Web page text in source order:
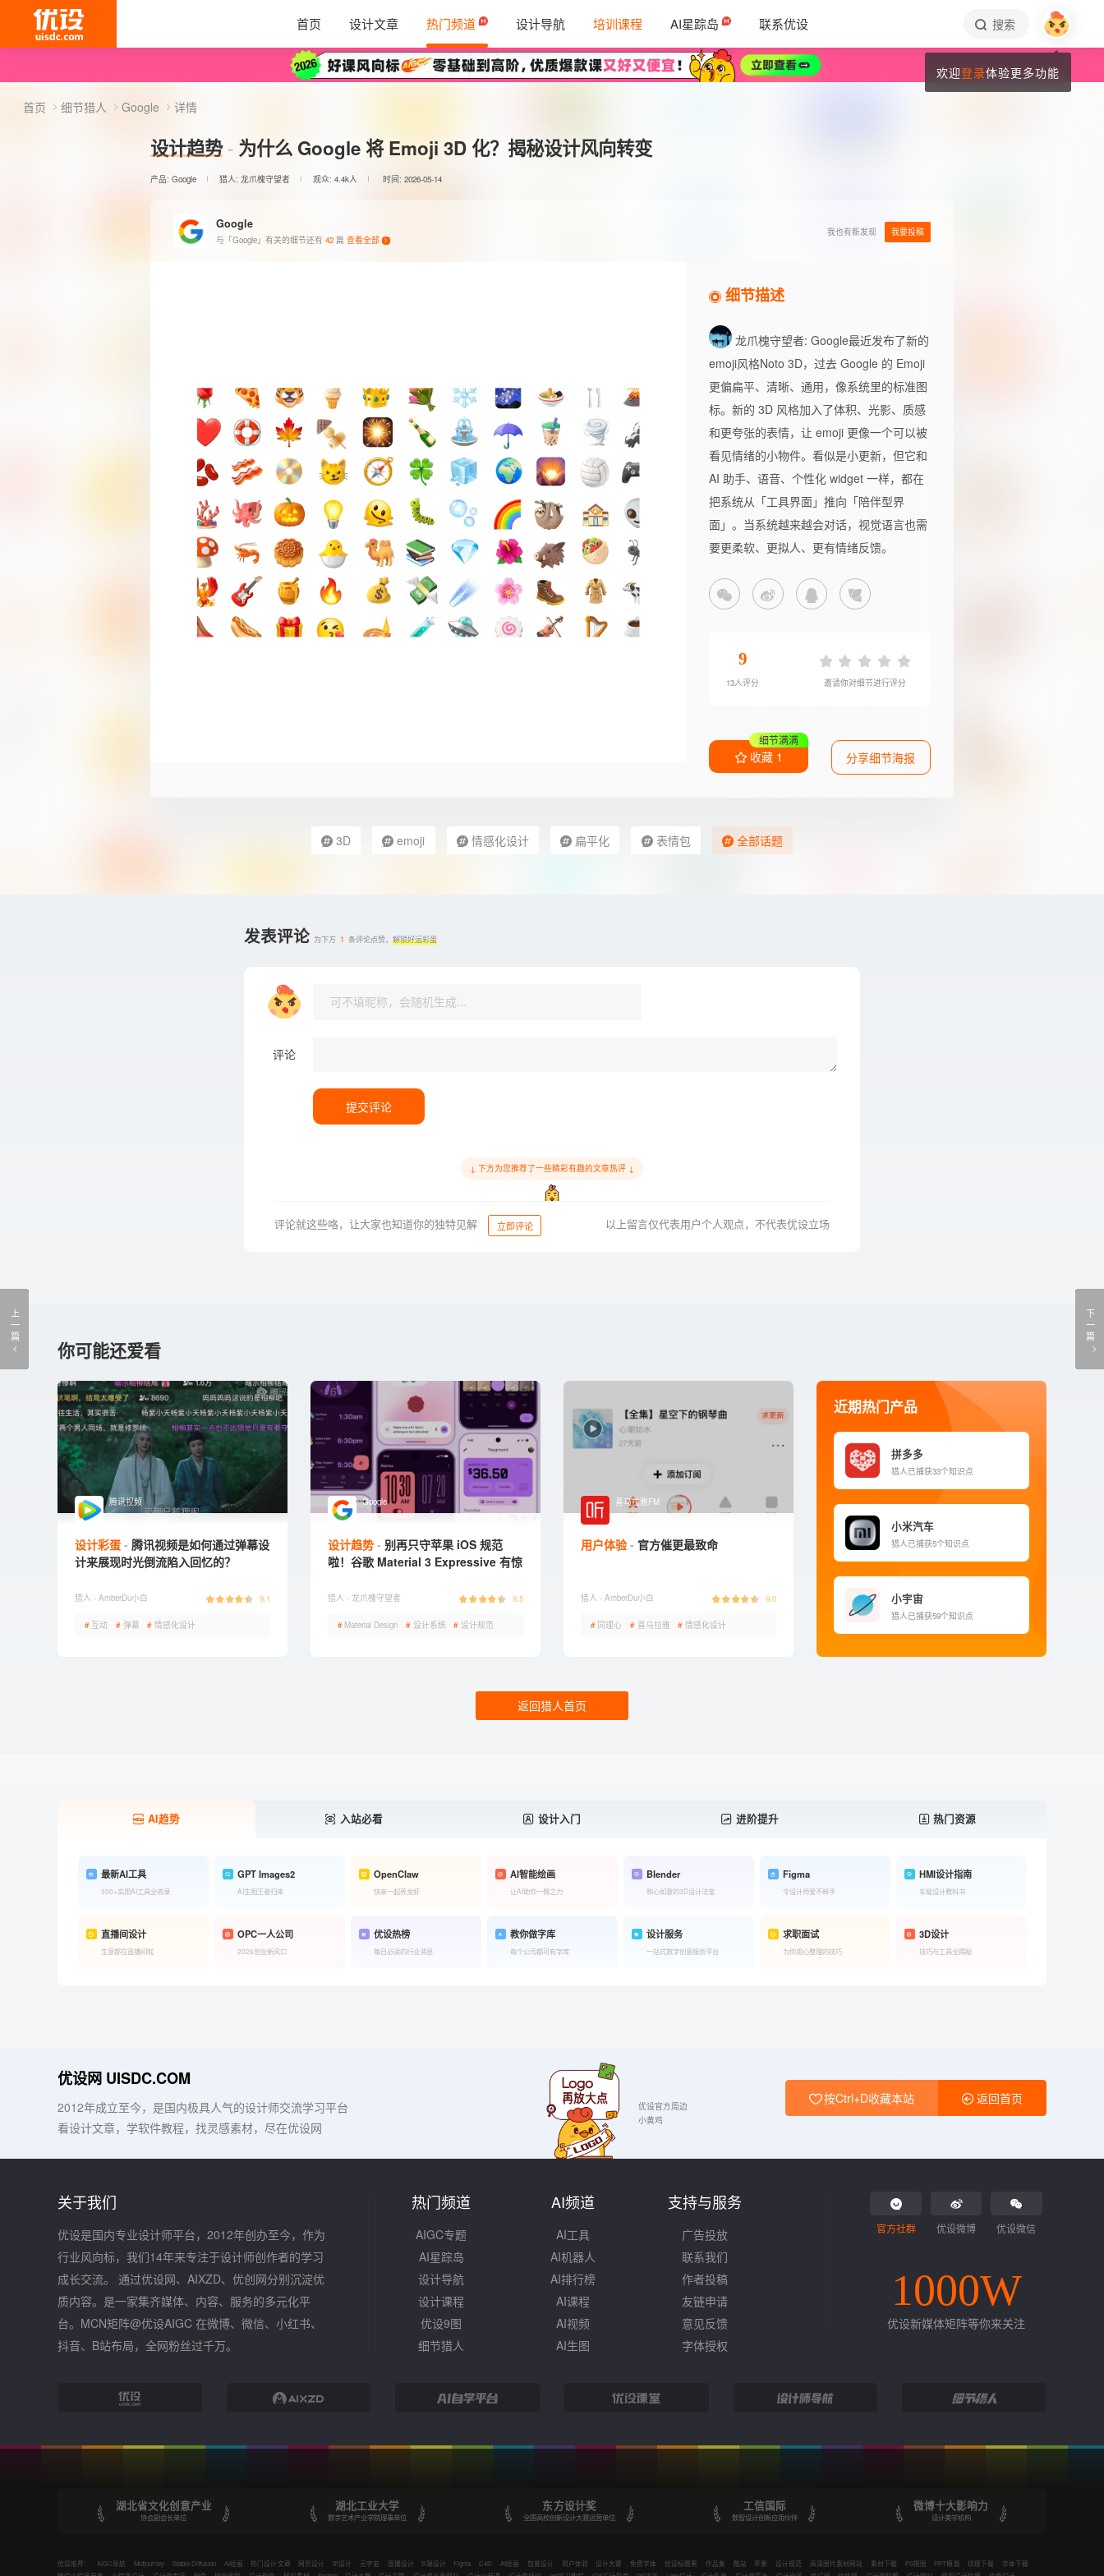
首页 设计文章 热门频道 设计导航 培训课程 AI星踪岛 联系优设 搜索
首页 细节猎人 Google 详情
设计趋势 为什么 Google 将 Emoji 3D 化？揭秘设计风向转变
产品: Google 猎人: 龙爪槐守望者 观众: 4.4k人 时间: 2026-05-14
Google
与「Google」有关的细节还有 42篇 查看全部
我也有新发现 我要投稿
细节描述
龙爪槐守望者: Google最近发布了新的
emoji风格Noto 3D，过去 Google 的 Emoji
更偏扁平、清晰、通用，像系统里的标准图
标。新的 3D 风格加入了体积、光影、质感
和更夸张的表情，让 emoji 更像一个可以被
看见情绪的小物件。看似是小更新，但它和
AI 助手、语音、个性化 widget 一样，都在
把系统从「工具界面」推向「陪伴型界
面」。当系统越来越会对话，视觉语言也需
要更柔软、更拟人、更有情绪反馈。
9
13人评分 邀请你对细节进行评分
收藏 1
收藏参考
分享细节海报
3D emoji 情感化设计 扁平化 表情包 全部话题
发表评论 为下方 1 条评论点赞， 解锁好运彩蛋
评论
提交评论
↓ 下方为您推荐了一些精彩有趣的文章热评 ↓
以上留言仅代表用户个人观点，不代表优设立场
评论就这些咯，让大家也知道你的独特见解 立即评论
上
一
篇
下
一
篇
你可能还爱看
腾讯视频
设计彩蛋
腾讯视频是如何通过弹幕设
计来展现时光倒流陷入回忆的？
猎人 - AmberDu小白 9.1
# 互动 # 弹幕 # 情感化设计
Google
设计趋势
别再只守苹果 iOS 规范
啦！谷歌 Material 3 Expressive 有惊
猎人 - 龙爪槐守望者 9.5
# Material Design # 设计系统 # 设计规范
喜马拉雅FM
用户体验 官方催更最致命
猎人 - AmberDu小白 9.0
# 同理心 # 喜马拉雅 # 情感化设计
近期热门产品
拼多多
猎人已捕获33个知识点
小米汽车
猎人已捕获5个知识点
小宇宙
猎人已捕获59个知识点
返回猎人首页
AI趋势 入站必看 设计入门 进阶提升 热门资源
最新AI工具
300+实用AI工具全收录
GPT Images2
AI生图王者归来
OpenClaw
快来一起养龙虾
AI智能绘画
让AI助你一臂之力
Blender
称心如意的3D设计法宝
Figma
令设计师爱不释手
HMI设计指南
车载设计教科书
直播间设计
生意都在直播间啦
OPC一人公司
2026创业新风口
优设热榜
每日必读的行业消息
教你做字库
每个公司都可有字库
设计服务
一站式数字创意服务平台
求职面试
为你用心整理的技巧
3D设计
技巧与工具全揭秘
优设网 UISDC.COM
2012年成立至今，是国内极具人气的设计师交流学习平台
看设计文章，学软件教程，找灵感素材，尽在优设网
按Ctrl+D收藏本站 返回首页
优设官方周边
小黄鸡
关于我们
优设是国内专业设计师平台，2012年创办至今，作为
行业风向标，我们14年来专注于设计师创作者的学习
成长交流。 通过优设网、AIXZD、优创网分别沉淀优
质内容。是一家集齐媒体、内容、服务的多元化平
台。MCN矩阵@优设AIGC 在微博、微信、小红书、
抖音、B站布局，全网粉丝过千万。
热门频道
AIGC专题
AI星踪岛
设计导航
设计课程
优设9图
细节猎人
AI频道
AI工具
AI机器人
AI排行榜
AI课程
AI视频
AI生图
支持与服务
广告投放
联系我们
作者投稿
友链申请
意见反馈
字体授权
官方社群 优设微博 优设微信
1000W
优设新媒体矩阵等你来关注
湖北省文化创意产业
协会副会长单位
湖北工业大学
数字艺术产业学院理事单位
东方设计奖
全国高校创新设计大赛运营单位
工信国际
数智设计创新应用伙伴
微博十大影响力
设计美学机构
优设推荐： AIGC导航 Midjourney Stable Diffusion AI绘画 热门设计文章 网页设计 IP设计 元宇宙 直播设计 B端设计 Figma C4D AI绘画 包装设计 用户体验 设计大赛 免费字体 优设标题黑 作品集 酷站 苹果 设计规范 高清图片素材网站 素材下载 PS抠图 PPT模版 纹理下载
字体下载
欢迎登录体验更多功能